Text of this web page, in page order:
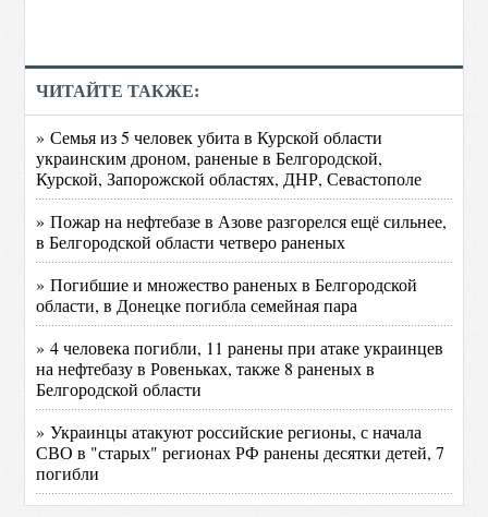
ЧИТАЙТЕ ТАКЖЕ:
» Семья из 5 человек убита в Курской области
украинским дроном, раненые в Белгородской,
Курской, Запорожской областях, ДНР, Севастополе
» Пожар на нефтебазе в Азове разгорелся ещё сильнее,
в Белгородской области четверо раненых
» Погибшие и множество раненых в Белгородской
области, в Донецке погибла семейная пара
» 4 человека погибли, 11 ранены при атаке украинцев
на нефтебазу в Ровеньках, также 8 раненых в
Белгородской области
» Украинцы атакуют российские регионы, с начала
СВО в "старых" регионах РФ ранены десятки детей, 7
погибли